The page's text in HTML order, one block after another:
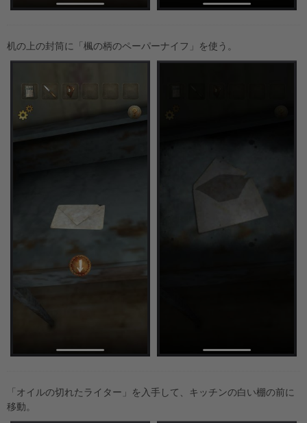
机の上の封筒に「楓の柄のペーパーナイフ」を使う。
「オイルの切れたライター」を入手して、キッチンの白い棚の前に
移動。